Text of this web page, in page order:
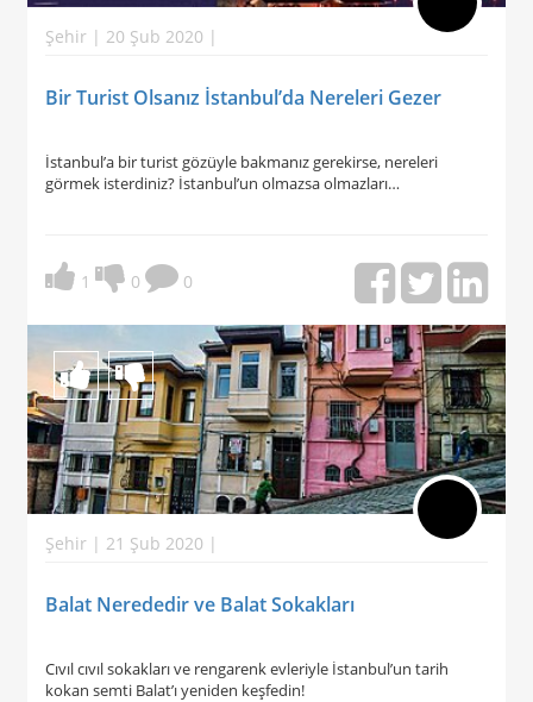
Şehir | 20 Şub 2020 |
Bir Turist Olsanız İstanbul’da Nereleri Gezer
İstanbul’a bir turist gözüyle bakmanız gerekirse, nereleri
görmek isterdiniz? İstanbul’un olmazsa olmazları…
1 0 0
Şehir | 21 Şub 2020 |
Balat Nerededir ve Balat Sokakları
Cıvıl cıvıl sokakları ve rengarenk evleriyle İstanbul’un tarih
kokan semti Balat’ı yeniden keşfedin!